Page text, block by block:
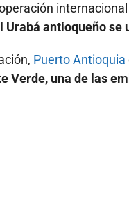
internacional
antioqueño se
Puerto Antioquia
Verde, una de las